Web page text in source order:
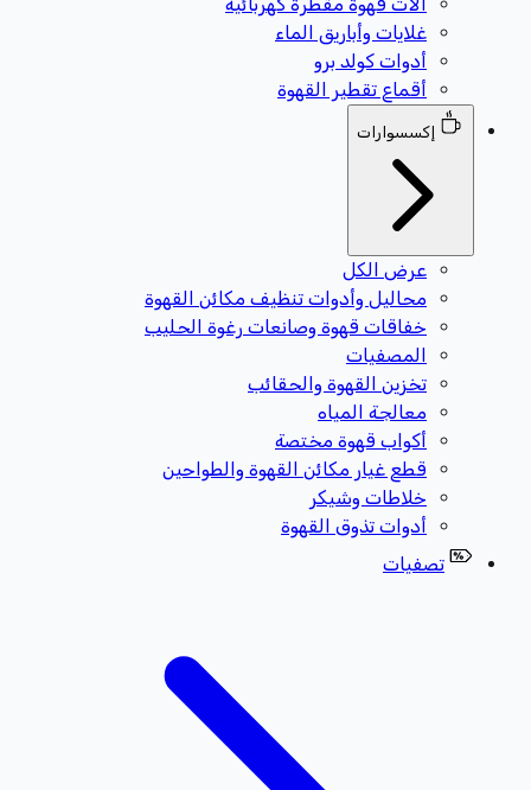
غلايات وأباريق الماء
أدوات كولد برو
أقماع تقطير القهوة
إكسسوارات
عرض الكل
محاليل وأدوات تنظيف مكائن القهوة
خفاقات قهوة وصانعات رغوة الحليب
المصفيات
تخزين القهوة والحقائب
معالجة المياه
أكواب قهوة مختصة
قطع غيار مكائن القهوة والطواحين
خلاطات وشيكر
أدوات تذوق القهوة
تصفيات